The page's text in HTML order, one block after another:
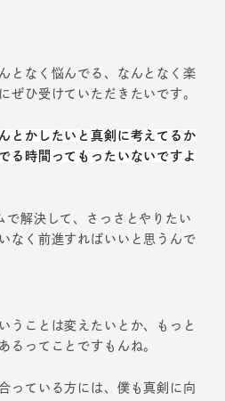
となく悩んでる、なんとなく楽
ぜひ受けていただきたいです。
とかしたいと真剣に考えてるか
る時間ってもったいないですよ
で解決して、さっさとやりたい
なく前進すればいいと思うんで
うことは変えたいとか、もっと
るってことですもんね。
っている方には、僕も真剣に向